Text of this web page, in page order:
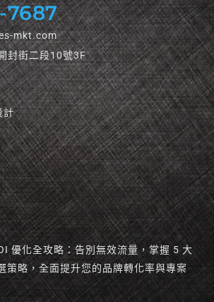
7687
mkt.com
封街二段10號3F
計
優化全攻略：告別無效流量，掌握 5 大
策略，全面提升您的品牌轉化率與專案